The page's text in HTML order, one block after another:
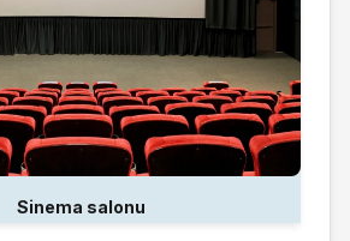
Sinema salonu